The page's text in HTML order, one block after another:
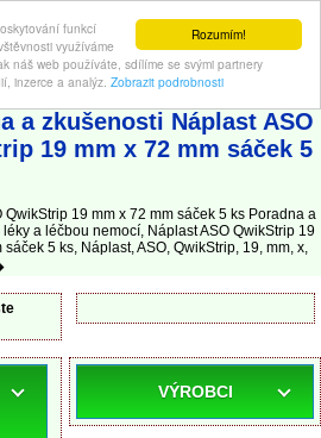
Rozumím!
funkcí
využíváme
náš web používáte, sdílíme se svými partnery
inzerce a analýz. Zobrazit podrobnosti
zkušenosti s léky a léčbou nemocí
a zkušenosti Náplast ASO
19 mm x 72 mm sáček 5
QwikStrip 19 mm x 72 mm sáček 5 ks Poradna a
a léčbou nemocí, Náplast ASO QwikStrip 19
sáček 5 ks, Náplast, ASO, QwikStrip, 19, mm, x,
VÝROBCI